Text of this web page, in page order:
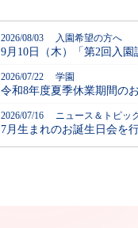
2026/08/03 入園希望の方へ
9月10日（木）「第2回入
2026/07/22 学園
令和8年度夏季休業期間の
2026/07/16 ニュース＆トピッ
7月生まれのお誕生日会を